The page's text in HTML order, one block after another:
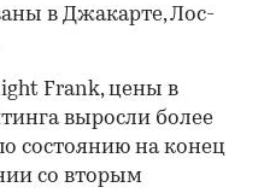
в Джакарте, Лос-
Frank, цены в
выросли более
состоянию на конец
со вторым